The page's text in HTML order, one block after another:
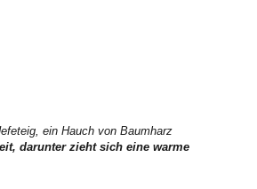
ein Hauch von Baumharz
darunter zieht sich eine warme